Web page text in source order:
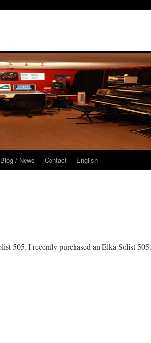
Blog / News Contact English
505. I recently purchased an Elka Solist 505.